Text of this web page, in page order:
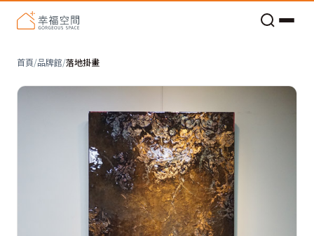
首頁/品牌館/落地掛畫